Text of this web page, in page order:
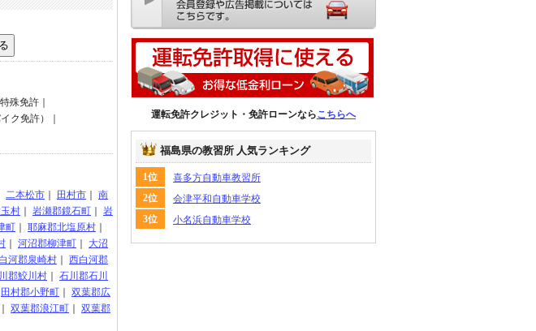
殊免許｜
ク免許）｜
二本松市 田村市
南
村 岩瀬郡鏡石町
岩
町 耶麻郡北塩原村
河沼郡柳津町
大沼
河郡泉崎村
西白河郡
郡鮫川村
石川郡石川
田村郡小野町
双葉郡広
双葉郡浪江町
双葉郡
運転免許クレジット・免許ローンならこちらへ
福島県の教習所 人気ランキング
1位
喜多方自動車教習所
2位
会津平和自動車学校
3位
小名浜自動車学校